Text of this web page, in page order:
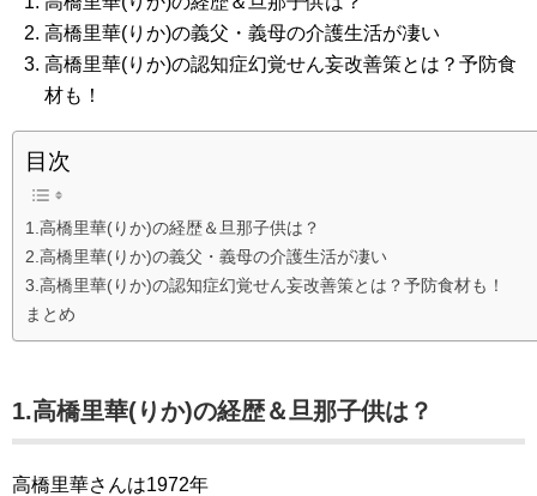
高橋里華(りか)の義父・義母の介護生活が凄い
高橋里華(りか)の認知症幻覚せん妄改善策とは？予防食
材も！
目次
1.高橋里華(りか)の経歴＆旦那子供は？
2.高橋里華(りか)の義父・義母の介護生活が凄い
3.高橋里華(りか)の認知症幻覚せん妄改善策とは？予防食材も！
まとめ
1.高橋里華(りか)の経歴＆旦那子供は？
高橋里華さんは1972年